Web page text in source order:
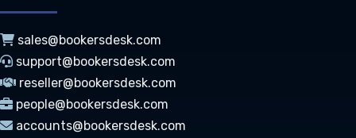
sales@bookersdesk.com
support@bookersdesk.com
reseller@bookersdesk.com
people@bookersdesk.com
accounts@bookersdesk.com